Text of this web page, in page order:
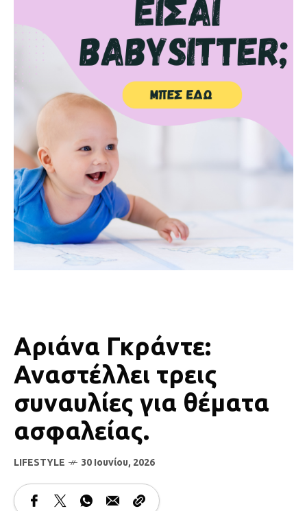
Αριάνα Γκράντε:
Αναστέλλει τρεις
συναυλίες για θέματα
ασφαλείας.
LIFESTYLE 30 Ιουνίου, 2026